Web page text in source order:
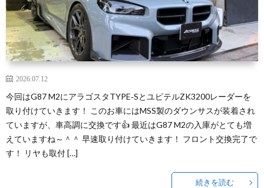
2026.07.12
今回はG87 M2にアラゴスタTYPE‐SとユピテルZK3200レーダーを
取り付けていきます！ このお車にはMSS製のダウンサスが装着され
ていますが、車高調に交換です👍 最近はG87 M2の入庫がとても増
えていますね～＾＾ 早速取り付けていきます！ フロント交換完了で
す！ リヤも取付 […]
続きを読む